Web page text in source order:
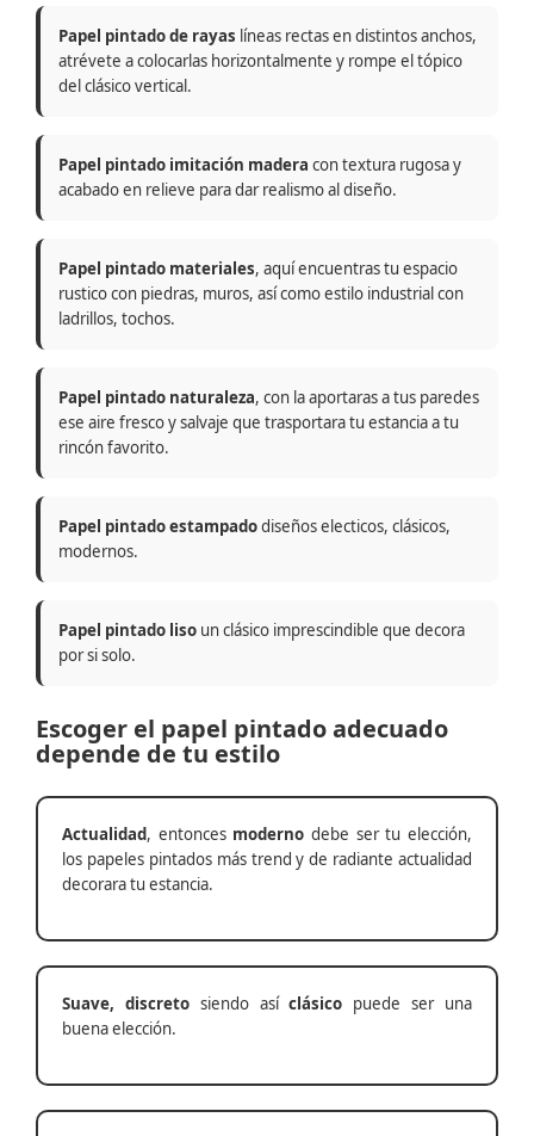
Papel pintado de rayas líneas rectas en distintos anchos,
atrévete a colocarlas horizontalmente y rompe el tópico
del clásico vertical.
Papel pintado imitación madera con textura rugosa y
acabado en relieve para dar realismo al diseño.
Papel pintado materiales, aquí encuentras tu espacio
rustico con piedras, muros, así como estilo industrial con
ladrillos, tochos.
Papel pintado naturaleza, con la aportaras a tus paredes
ese aire fresco y salvaje que trasportara tu estancia a tu
rincón favorito.
Papel pintado estampadodiseños electicos, clásicos,
modernos.
Papel pintado liso un clásico imprescindible que decora
por si solo.
Escoger el papel pintado adecuado
depende de tu estilo
Actualidad, entonces moderno debe ser tu elección,
los papeles pintados más trend y de radiante actualidad
decorara tu estancia.
Suave, discretosiendo asíclásico puede ser una
buena elección.